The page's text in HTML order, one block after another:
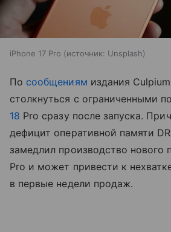
iPhone 17 Pro источник: Unsplash
По сообщениям издания
столкнуться с ограниченными
18 Pro сразу после запуска.
дефицит оперативной памяти
замедлил производство нового
Pro и может привести к
в первые недели продаж.